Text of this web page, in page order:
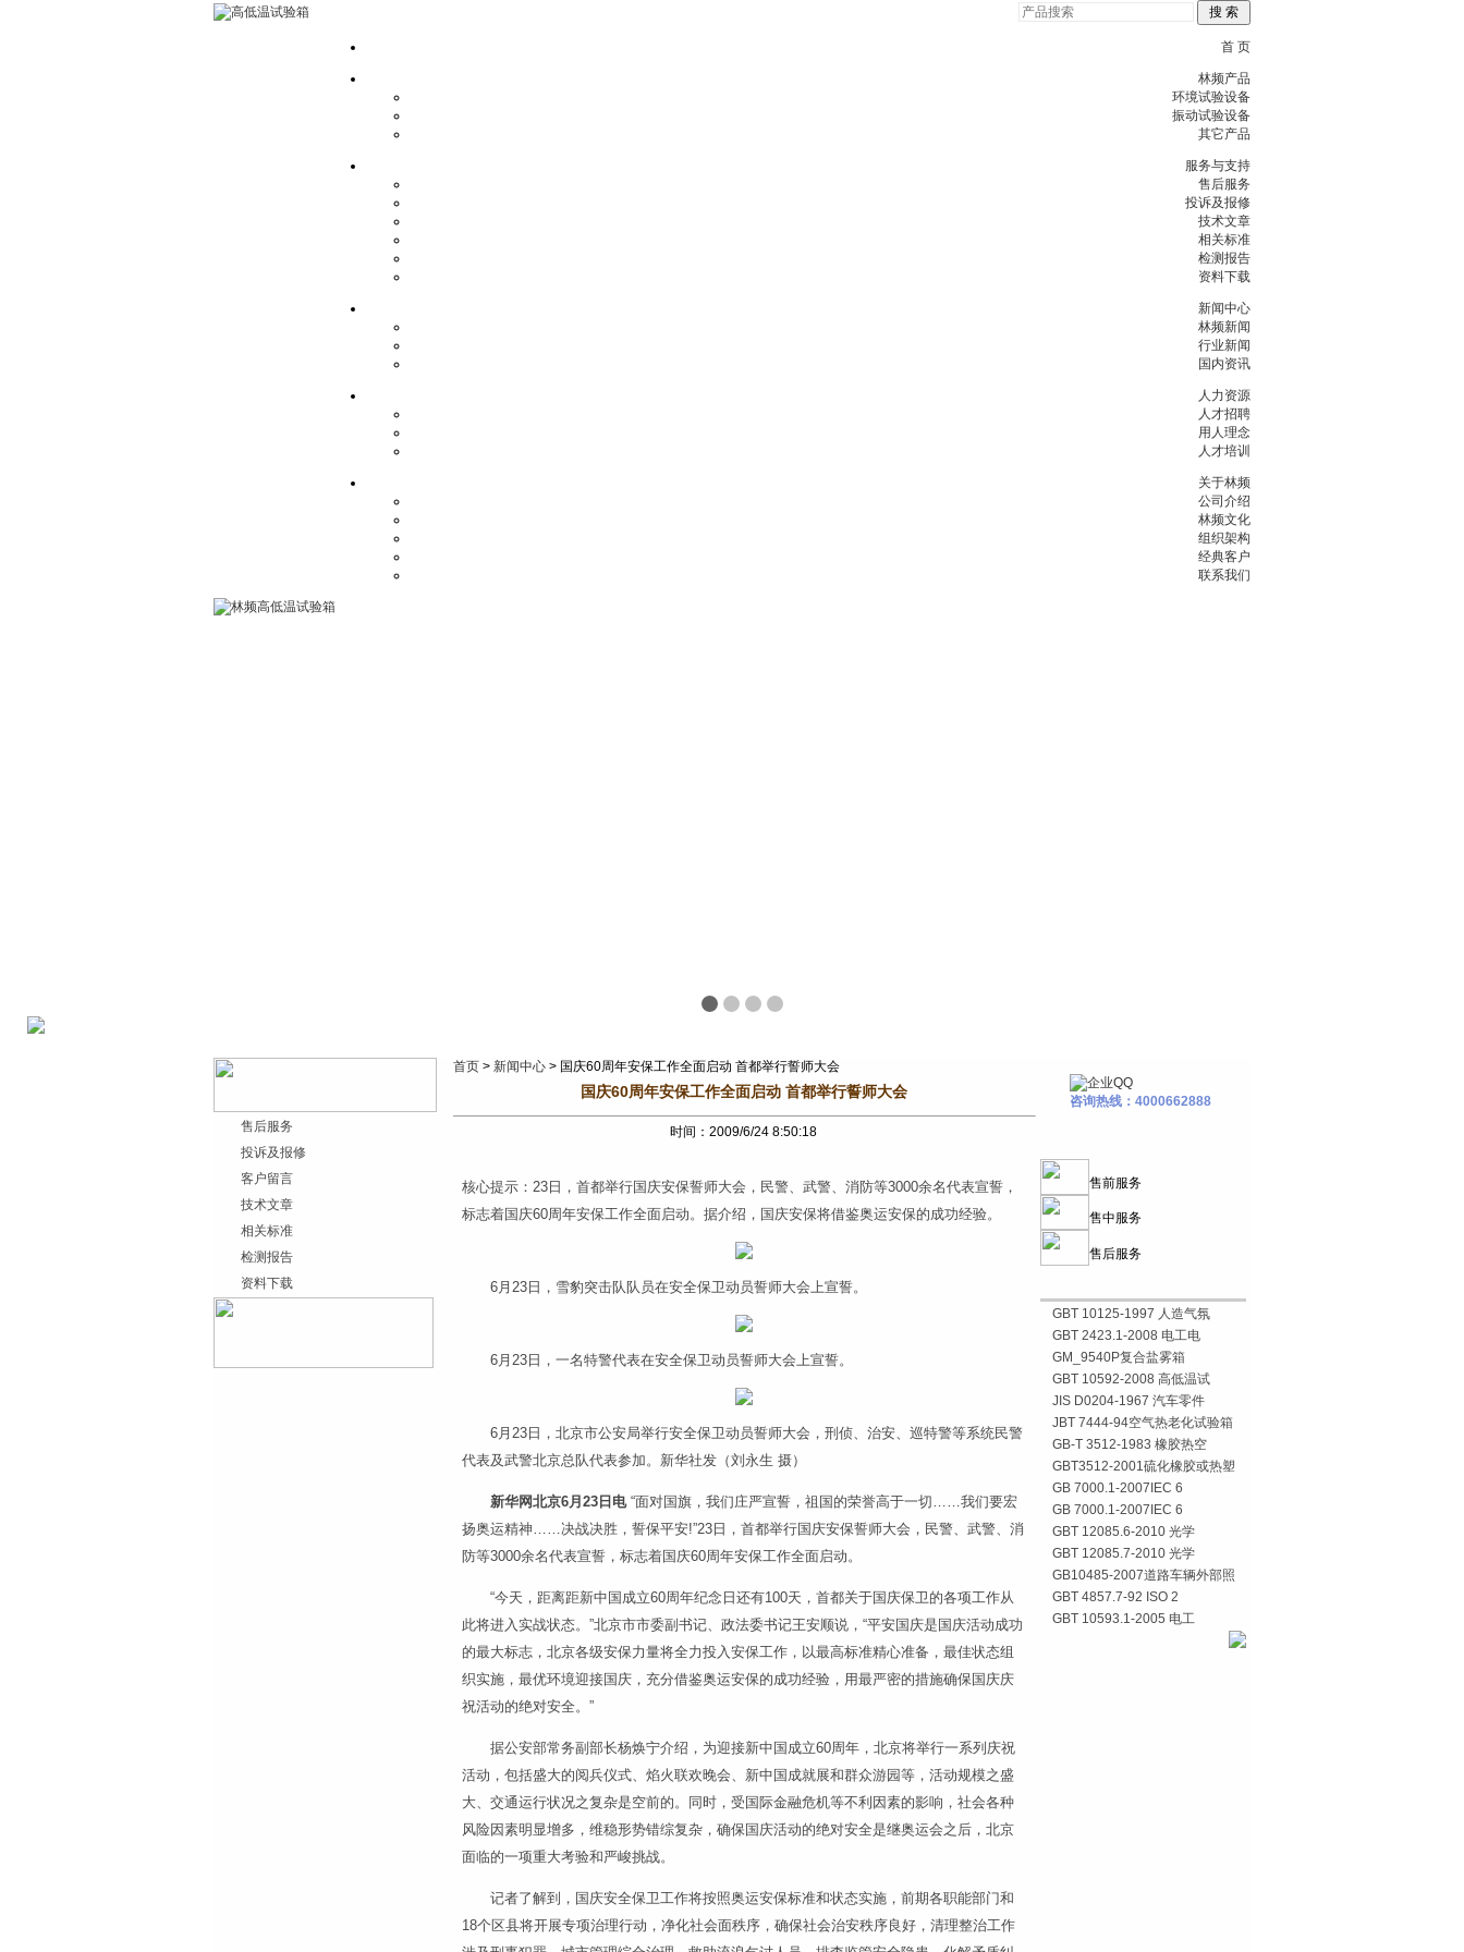
首 页
林频产品
环境试验设备
振动试验设备
其它产品
服务与支持
售后服务
投诉及报修
技术文章
相关标准
检测报告
资料下载
新闻中心
林频新闻
行业新闻
国内资讯
人力资源
人才招聘
用人理念
人才培训
关于林频
公司介绍
林频文化
组织架构
经典客户
联系我们
售后服务
投诉及报修
客户留言
技术文章
相关标准
检测报告
资料下载
首页 > 新闻中心 > 国庆60周年安保工作全面启动 首都举行誓师大会
国庆60周年安保工作全面启动 首都举行誓师大会
时间：2009/6/24 8:50:18
核心提示：23日，首都举行国庆安保誓师大会，民警、武警、消防等3000余名代表宣誓，
标志着国庆60周年安保工作全面启动。据介绍，国庆安保将借鉴奥运安保的成功经验。
6月23日，雪豹突击队队员在安全保卫动员誓师大会上宣誓。
6月23日，一名特警代表在安全保卫动员誓师大会上宣誓。
6月23日，北京市公安局举行安全保卫动员誓师大会，刑侦、治安、巡特警等系统民警
代表及武警北京总队代表参加。新华社发（刘永生 摄）
新华网北京6月23日电 “面对国旗，我们庄严宣誓，祖国的荣誉高于一切……我们要宏
扬奥运精神……决战决胜，誓保平安!”23日，首都举行国庆安保誓师大会，民警、武警、消
防等3000余名代表宣誓，标志着国庆60周年安保工作全面启动。
“今天，距离距新中国成立60周年纪念日还有100天，首都关于国庆保卫的各项工作从
此将进入实战状态。”北京市市委副书记、政法委书记王安顺说，“平安国庆是国庆活动成功
的最大标志，北京各级安保力量将全力投入安保工作，以最高标准精心准备，最佳状态组
织实施，最优环境迎接国庆，充分借鉴奥运安保的成功经验，用最严密的措施确保国庆庆
祝活动的绝对安全。”
据公安部常务副部长杨焕宁介绍，为迎接新中国成立60周年，北京将举行一系列庆祝
活动，包括盛大的阅兵仪式、焰火联欢晚会、新中国成就展和群众游园等，活动规模之盛
大、交通运行状况之复杂是空前的。同时，受国际金融危机等不利因素的影响，社会各种
风险因素明显增多，维稳形势错综复杂，确保国庆活动的绝对安全是继奥运会之后，北京
面临的一项重大考验和严峻挑战。
记者了解到，国庆安全保卫工作将按照奥运安保标准和状态实施，前期各职能部门和
18个区县将开展专项治理行动，净化社会面秩序，确保社会治安秩序良好，清理整治工作
咨询热线：4000662888
售前服务
售中服务
售后服务
GBT 10125-1997 人造气氛
GBT 2423.1-2008 电工电
GM_9540P复合盐雾箱
GBT 10592-2008 高低温试
JIS D0204-1967 汽车零件
JBT 7444-94空气热老化试验箱
GB-T 3512-1983 橡胶热空
GBT3512-2001硫化橡胶或热塑
GB 7000.1-2007IEC 6
GB 7000.1-2007IEC 6
GBT 12085.6-2010 光学
GBT 12085.7-2010 光学
GB10485-2007道路车辆外部照
GBT 4857.7-92 ISO 2
GBT 10593.1-2005 电工